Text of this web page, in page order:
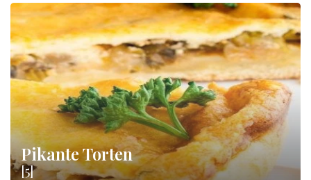
Pikante Torten
[5]